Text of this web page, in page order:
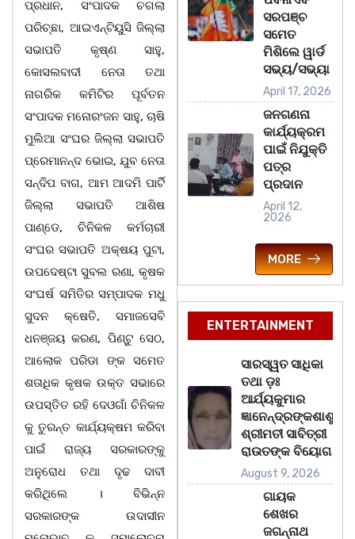
ପ୍ରଧାନ, ସଂପାଦକ ଚଗଲା
ପରିଚ୍ଛା, ଆଇଏନ୍‌ଟିୟୁସି ଜିଲ୍ଲା
ସଭାପତି କୃଷ୍ଣ ସାହୁ,
କୋସଲବାଦୀ ନେତା ତଥା
ନାଗରିକ କମିଟିର ପୂର୍ବତନ
ସଂପାଦକ ମନୋରଂଜନ ସାହୁ, ଚାଷି
ମୁଲିଆ ସଂଘର ଜିଲ୍ଲା ସଭାପତି
ପ୍ରେମାନନ୍ଦ ଭୋଇ, ଯୁବ ନେତା
ସନ୍ଦିପ ବାଗ, ଆମ ଆଦମି ପାର୍ଟି
ଜିଲ୍ଲା ସଭାପତି ଆଶିଷ
ପାଣ୍ଡେ, ଚିନିକଳ କର୍ମଚାରୀ
ସଂଘର ସଭାପତି ଅକ୍ଷୟ ପୁଟା,
ଉପଦେଷ୍ଟା ସୁବଲ ରଣା, କୃଷକ
ସଂଘର୍ଷ ସମିତିର ସମ୍ପାଦକ ମଧୁ
ସୁଦନ କ୍ଷେତି, ସମାଜସେବି
ଧନଞ୍ଜୟ କରଣ, ପିଣ୍ଟୁ ସେଠ,
ଆଲୋକ ପରିଡା ଙ୍କ ସମେତ
ଶତାଧିକ କୃଷକ ଉକ୍ତ ସଭାରେ
ଉପସ୍ତିତ ରହି ଦେଓଗାଁ ଚିନିକଳ
କୁ ତୁରନ୍ତ କାର୍ଯ୍ୟକ୍ଷମ କରିବା
ପାଇଁ ରାଜ୍ୟ ସରକାରଙ୍କୁ
ଅନୁରୋଧ ତଥା ଦୃଢ ଦାବୀ
କରିଥିଲେ । ବିଭିନ୍ନ
ସରକାରଙ୍କ ଉଦାସୀନ
ସରପଞ୍ଚ
ସମେତ
ମିଶିଲେ ୱାର୍ଡ
ସଭ୍ୟ/ସଭ୍ୟା
April 17, 2026
ଜନଗଣନା
କାର୍ଯ୍ୟକ୍ରମ
ପାଇଁ ନିଯୁକ୍ତି
ପତ୍ର
ପ୍ରଦାନ
April 12,
2026
MORE
ENTERTAINMENT
ସାରସ୍ୱତ ସାଧିକା
ତଥା ଡ଼ଃ
ଆର୍ଯ୍ୟକୁମାର
ଜ୍ଞାନେନ୍ଦ୍ରଙ୍କଶାଶୁ
ଶ୍ରୀମତୀ ସାବିତ୍ରୀ
ରାଉତଙ୍କ ବିୟୋଗ
August 9, 2026
ଗାୟକ
ଶେଖର
ଜଗନ୍ନାଥ